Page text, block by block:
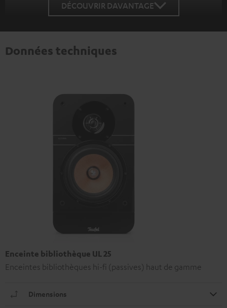
DÉCOUVRIR DAVANTAGE
Données techniques
Enceinte bibliothèque UL 25
Enceintes bibliothèques hi-fi (passives) haut de gamme
Dimensions